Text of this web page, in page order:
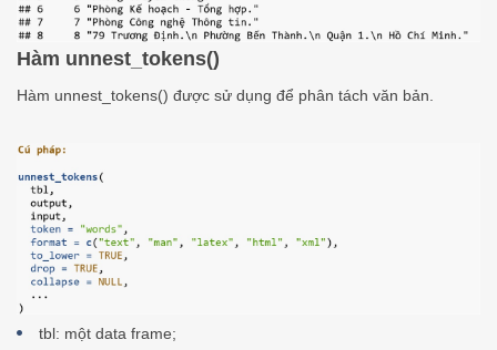
Hàm unnest_tokens()
Hàm unnest_tokens() được sử dụng để phân tách văn bản.
tbl: một data frame;